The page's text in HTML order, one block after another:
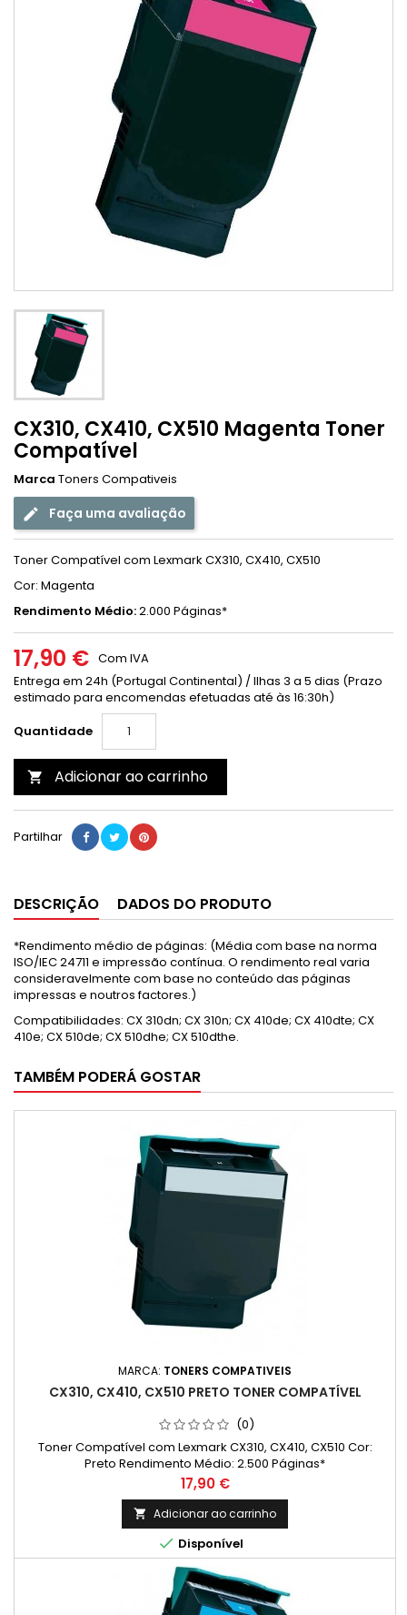
CX310, CX410, CX510 Magenta Toner
Compatível
Marca Toners Compativeis
Faça uma avaliação
Toner Compatível com Lexmark CX310, CX410, CX510
Cor: Magenta
Rendimento Médio:2.000 Páginas*
17,90 € Com IVA
Entrega em 24h (Portugal Continental) / Ilhas 3 a 5 dias (Prazo
estimado para encomendas efetuadas até às 16:30h)
Quantidade
 Adicionar ao carrinho
Partilhar
DESCRIÇÃO DADOS DO PRODUTO
*Rendimento médio de páginas: (Média com base na norma
ISO/IEC 24711 e impressão contínua. O rendimento real varia
consideravelmente com base no conteúdo das páginas
impressas e noutros factores.)
Compatibilidades: CX 310dn; CX 310n; CX 410de; CX 410dte; CX
410e; CX 510de; CX 510dhe; CX 510dthe.
TAMBÉM PODERÁ GOSTAR
MARCA: TONERS COMPATIVEIS
CX310, CX410, CX510 PRETO TONER COMPATÍVEL
(0)
Toner Compatível com Lexmark CX310, CX410, CX510 Cor:
Preto Rendimento Médio: 2.500 Páginas*
Preço
17,90 €
 Adicionar ao carrinho
 Disponível